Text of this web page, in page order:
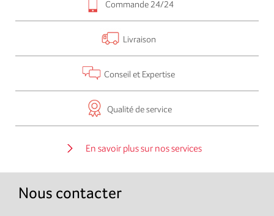
Commande 24/24
Livraison
Conseil et Expertise
Qualité de service
En savoir plus sur nos services
Nous contacter